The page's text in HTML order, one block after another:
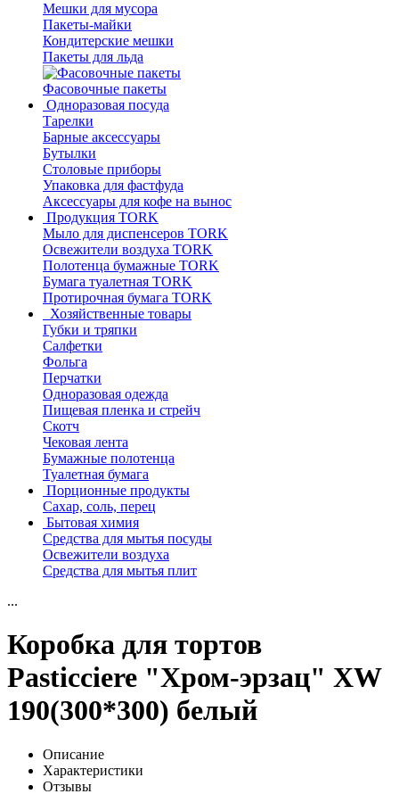
Мешки для мусора
Пакеты-майки
Кондитерские мешки
Пакеты для льда
Фасовочные пакеты
Одноразовая посуда
Тарелки
Барные аксессуары
Бутылки
Столовые приборы
Упаковка для фастфуда
Аксессуары для кофе на вынос
Продукция TORK
Мыло для диспенсеров TORK
Освежители воздуха TORK
Полотенца бумажные TORK
Бумага туалетная TORK
Протирочная бумага TORK
Хозяйственные товары
Губки и тряпки
Салфетки
Фольга
Перчатки
Одноразовая одежда
Пищевая пленка и стрейч
Скотч
Чековая лента
Бумажные полотенца
Туалетная бумага
Порционные продукты
Сахар, соль, перец
Бытовая химия
Средства для мытья посуды
Освежители воздуха
Средства для мытья плит
...
Коробка для тортов
Pasticciere "Хром-эрзац" XW
190(300*300) белый
Описание
Характеристики
Отзывы